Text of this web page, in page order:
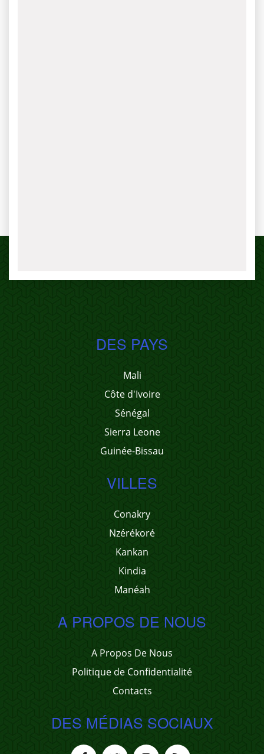
DES PAYS
Mali
Côte d'Ivoire
Sénégal
Sierra Leone
Guinée-Bissau
VILLES
Conakry
Nzérékoré
Kankan
Kindia
Manéah
A PROPOS DE NOUS
A Propos De Nous
Politique de Confidentialité
Contacts
DES MÉDIAS SOCIAUX